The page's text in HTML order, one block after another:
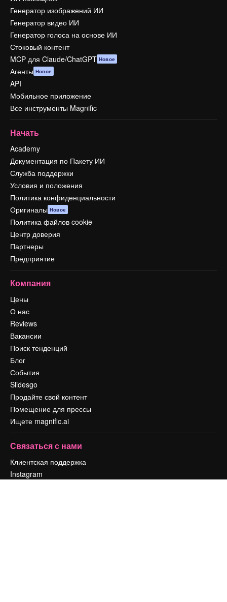
Генератор изображений ИИ
Генератор видео ИИ
Генератор голоса на основе ИИ
Стоковый контент
MCP для Claude/ChatGPT Новое
Агенты Новое
API
Мобильное приложение
Все инструменты Magnific
Начать
Academy
Документация по Пакету ИИ
Служба поддержки
Условия и положения
Политика конфиденциальности
Оригиналы Новое
Политика файлов cookie
Центр доверия
Партнеры
Предприятие
Компания
Цены
О нас
Reviews
Вакансии
Поиск тенденций
Блог
События
Slidesgo
Продайте свой контент
Помещение для прессы
Ищете magnific.ai
Связаться с нами
Клиентская поддержка
Instagram